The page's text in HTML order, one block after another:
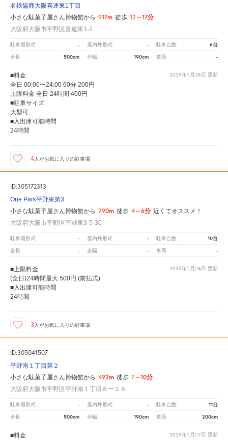
名鉄協商大阪喜連東1丁目
小さな駄菓子屋さん博物館から 917m 徒歩 12～17分
大阪府大阪市平野区喜連東1-2
駐車場形式 - 屋内外形式 - 駐車台数 6台
全長 500cm 全幅 190cm 車高 -
2026年7月24日 更新
■料金
全日 00:00〜24:00 60分 200円
上限料金 全日 24時間 400円
■駐車サイズ
大型可
■入出庫可能時間
24時間
4人がお気に入りの駐車場
ID:305172313
One Park平野東第3
小さな駄菓子屋さん博物館から 290m 徒歩 4～6分 近くてオススメ！
大阪府大阪市平野区平野東3-5-30
駐車場形式 - 屋内外形式 - 駐車台数 10台
全長 - 全幅 - 車高 -
2026年7月24日 更新
■上限料金
(全日)24時間最大 500円 (前払式)
■入出庫可能時間
24時間
3人がお気に入りの駐車場
ID:305041507
平野南１丁目第２
小さな駄菓子屋さん博物館から 492m 徒歩 7～10分
大阪府大阪市平野区平野南１丁目８ー１６
駐車場形式 - 屋内外形式 - 駐車台数 11台
全長 500cm 全幅 190cm 車高 200cm
2026年7月27日 更新
■料金